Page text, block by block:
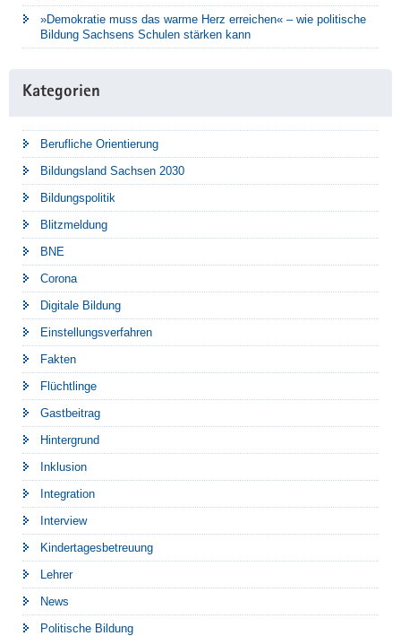
»Demokratie muss das warme Herz erreichen« – wie politische
Bildung Sachsens Schulen stärken kann
Kategorien
Berufliche Orientierung
Bildungsland Sachsen 2030
Bildungspolitik
Blitzmeldung
BNE
Corona
Digitale Bildung
Einstellungsverfahren
Fakten
Flüchtlinge
Gastbeitrag
Hintergrund
Inklusion
Integration
Interview
Kindertagesbetreuung
Lehrer
News
Politische Bildung